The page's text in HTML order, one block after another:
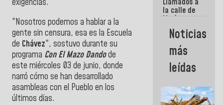
exigencias.
"Nosotros podemos a hablar a la
gente sin censura, esa es la Escuela
de Chávez", sostuvo durante su
programa Con El Mazo Dandode
este miércoles 03 de junio, donde
narró cómo se han desarrollado
asambleas con el Pueblo en los
últimos días.
La Guaira?
la calle de
María
Machado se
estrellaron
de frente
contra el
Pueblo
Noticias
más
leídas